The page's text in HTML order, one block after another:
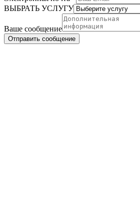
почта
ВЫБРАТЬ УСЛУГУ
Ваше сообщение
Отправить сообщение